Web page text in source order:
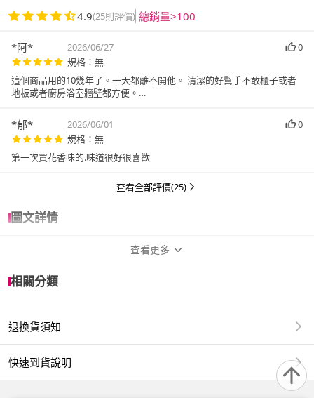
4.9(25則評價) 總銷量>100
*阿* 2026/06/27
0
規格：無
這個商品用的10幾年了。一天都離不開他。 清潔的好幫手不敢櫃子或者
地板或者廚房浴室牆壁都方便。
*郁* 2026/06/01
0
規格：無
第一次買花香味的.味道很好很喜歡
查看全部評價(25)
圖文詳情
適用於
廳、室內、室外、玄關
查看更多
相關分類
退換貨須知
快速到貨說明